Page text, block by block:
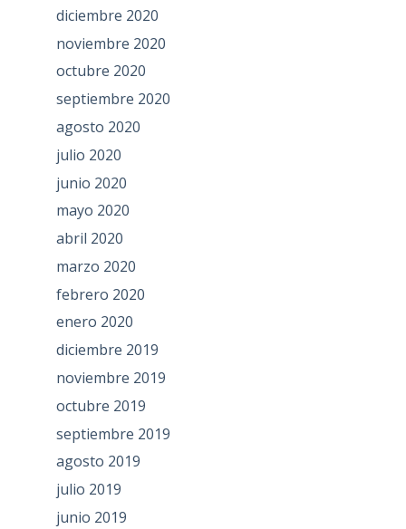
diciembre 2020
noviembre 2020
octubre 2020
septiembre 2020
agosto 2020
julio 2020
junio 2020
mayo 2020
abril 2020
marzo 2020
febrero 2020
enero 2020
diciembre 2019
noviembre 2019
octubre 2019
septiembre 2019
agosto 2019
julio 2019
junio 2019